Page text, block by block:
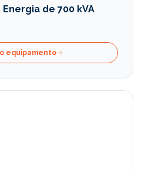
de 700 kVA
equipamento